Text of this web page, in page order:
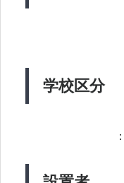
学校区分
：